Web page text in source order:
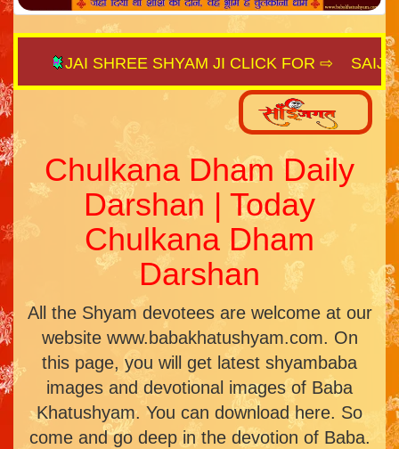
JAI SHREE SHYAM JI CLICK FOR ⇨
Chulkana Dham Daily
Darshan | Today
Chulkana Dham
Darshan
All the Shyam devotees are welcome at our
website www.babakhatushyam.com. On
this page, you will get latest shyambaba
images and devotional images of Baba
Khatushyam. You can download here. So
come and go deep in the devotion of Baba.